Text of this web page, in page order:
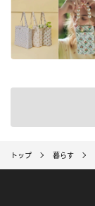
トップ 暮らす